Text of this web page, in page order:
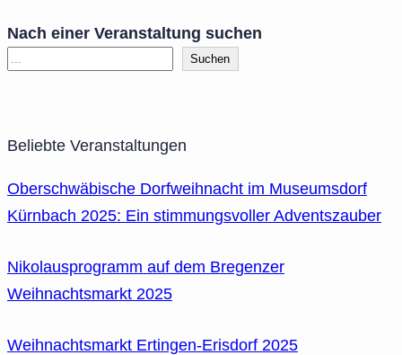
Nach einer Veranstaltung suchen
Suchen
Beliebte Veranstaltungen
Oberschwäbische Dorfweihnacht im Museumsdorf
Kürnbach 2025: Ein stimmungsvoller Adventszauber
Nikolausprogramm auf dem Bregenzer
Weihnachtsmarkt 2025
Weihnachtsmarkt Ertingen-Erisdorf 2025